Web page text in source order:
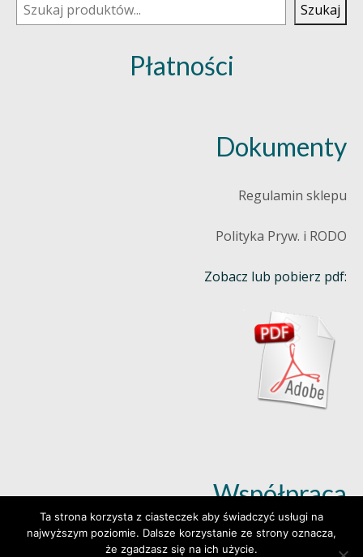
Szukaj
Płatności
Dokumenty
Regulamin sklepu
Polityka Pryw. i RODO
Zobacz lub pobierz pdf:
Współpraca
Dowiedz się więcej (klik)
Ta strona korzysta z ciasteczek aby świadczyć usługi na
najwyższym poziomie. Dalsze korzystanie ze strony oznacza,
że zgadzasz się na ich użycie.